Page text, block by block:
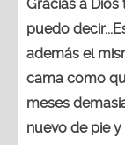
Gracias a
puedo
además el
cama como
meses
nuevo de pie